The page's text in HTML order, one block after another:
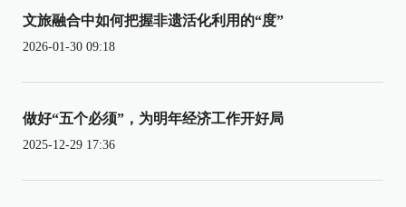
文旅融合中如何把握非遗活化利用的“度”
2026-01-30 09:18
做好“五个必须”，为明年经济工作开好局
2025-12-29 17:36